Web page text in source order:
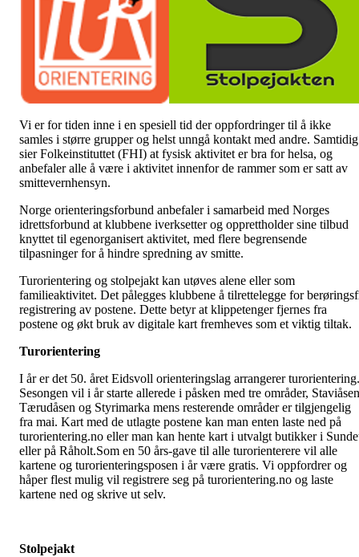
Vi er for tiden inne i en spesiell tid der oppfordringer til å ikke
samles i større grupper og helst unngå kontakt med andre. Samtidig
sier Folkeinstituttet (FHI) at fysisk aktivitet er bra for helsa, og
anbefaler alle å være i aktivitet innenfor de rammer som er satt av
smittevernhensyn.
Norge orienteringsforbund anbefaler i samarbeid med Norges
idrettsforbund at klubbene iverksetter og opprettholder sine tilbud
knyttet til egenorganisert aktivitet, med flere begrensende
tilpasninger for å hindre spredning av smitte.
Turorientering og stolpejakt kan utøves alene eller som
familieaktivitet. Det pålegges klubbene å tilrettelegge for
registrering av postene. Dette betyr at klippetenger fjernes fra
postene og økt bruk av digitale kart fremheves som et viktig tiltak.
Turorientering
I år er det 50. året Eidsvoll orienteringslag arrangerer turorientering.
Sesongen vil i år starte allerede i påsken med tre områder,
Tærudåsen og Styrimarka mens resterende områder er tilgjengelig
fra mai. Kart med de utlagte postene kan man enten laste ned på
turorientering.no eller man kan hente kart i utvalgt butikker i
eller på Råholt.Som en 50 års-gave til alle turorienterere vil alle
kartene og turorienteringsposen i år være gratis. Vi oppfordrer og
håper flest mulig vil registrere seg på turorientering.no og laste
kartene ned og skrive ut selv.
Stolpejakt